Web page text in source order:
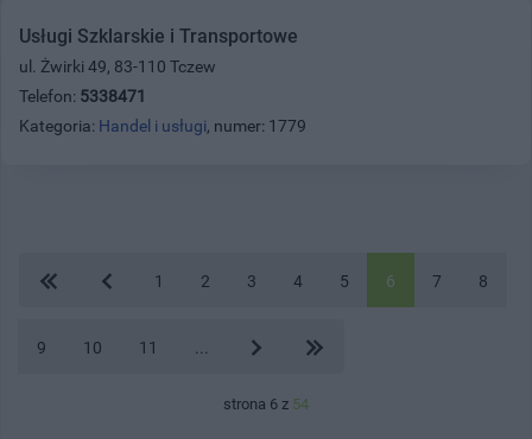
Usługi Szklarskie i Transportowe
ul. Żwirki 49, 83-110 Tczew
Telefon: 5338471
Kategoria: Handel i usługi, numer: 1779
1 2 3 4 5 6 7 8
9 10 11
strona 6 z 54